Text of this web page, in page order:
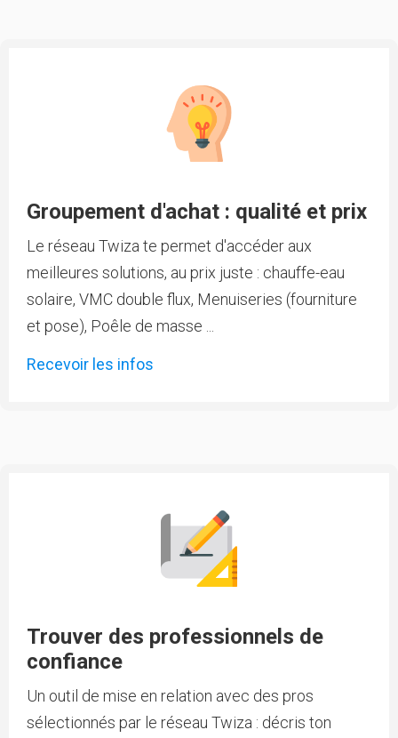
Groupement d'achat : qualité et prix
Le réseau Twiza te permet d'accéder aux
meilleures solutions, au prix juste : chauffe-eau
solaire, VMC double flux, Menuiseries (fourniture
et pose), Poêle de masse ...
Recevoir les infos
Trouver des professionnels de
confiance
Un outil de mise en relation avec des pros
sélectionnés par le réseau Twiza : décris ton